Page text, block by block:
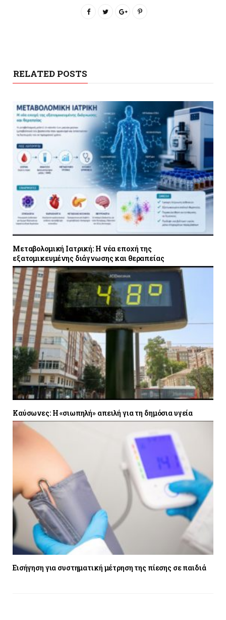
RELATED POSTS
Μεταβολομική Ιατρική: Η νέα εποχή της
εξατομικευμένης διάγνωσης και θεραπείας
Καύσωνες: Η «σιωπηλή» απειλή για τη δημόσια υγεία
Εισήγηση για συστηματική μέτρηση της πίεσης σε παιδιά